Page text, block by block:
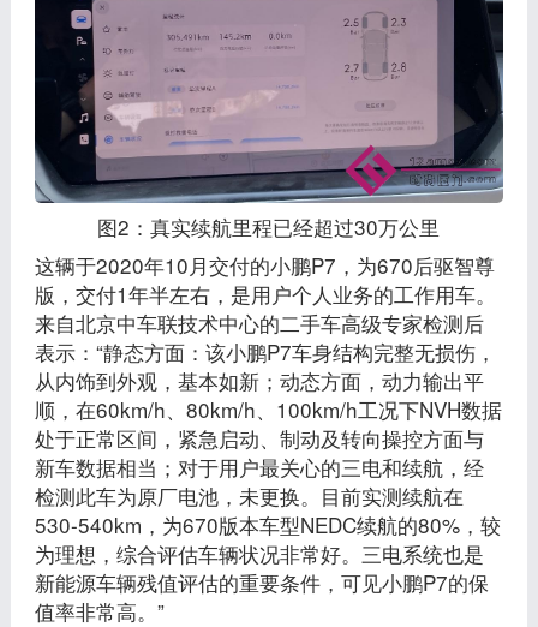
图2：真实续航里程已经超过30万公里
这辆于2020年10月交付的小鹏P7，为670后驱智尊
版，交付1年半左右，是用户个人业务的工作用车。
来自北京中车联技术中心的二手车高级专家检测后
表示：“静态方面：该小鹏P7车身结构完整无损伤，
从内饰到外观，基本如新；动态方面，动力输出平
顺，在60km/h、80km/h、100km/h工况下NVH数据
处于正常区间，紧急启动、制动及转向操控方面与
新车数据相当；对于用户最关心的三电和续航，经
检测此车为原厂电池，未更换。目前实测续航在
530-540km，为670版本车型NEDC续航的80%，较
为理想，综合评估车辆状况非常好。三电系统也是
新能源车辆残值评估的重要条件，可见小鹏P7的保
值率非常高。”